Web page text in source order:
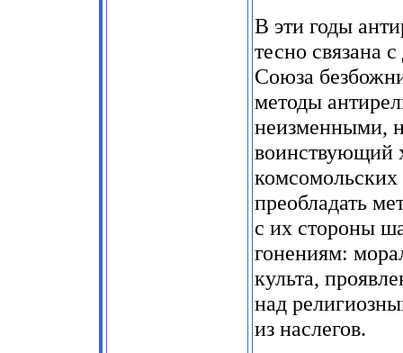
В эти годы
тесно связана
Союза
методы
неизменными,
воинствующий
преобладать
с их стороны
гонениям:
культа,
над
из наслегов.